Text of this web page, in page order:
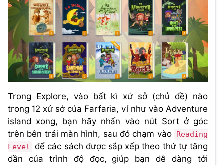
Trong Explore, vào bất kì xứ sở (chủ đề) nào
trong 12 xứ sở của Farfaria, ví như vào Adventure
island xong, bạn hãy nhấn vào nút Sort ở góc
trên bên trái màn hình, sau đó chạm vào Reading
Level để các sách được sắp xếp theo thứ tự tăng
dần của trình độ đọc, giúp bạn dễ dàng tới